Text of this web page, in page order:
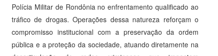
Polícia Militar de Rondônia no enfrentamento qualificado ao
tráfico de drogas. Operações dessa natureza reforçam o
compromisso institucional com a preservação da ordem
pública e a proteção da sociedade, atuando diretamente na